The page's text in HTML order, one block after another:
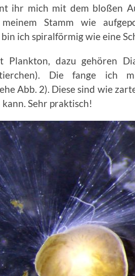
ihr mich mit dem bloßen
Stamm wie
ich spiralförmig wie eine
Plankton, dazu gehören
Die fange ich
Abb. 2). Diese sind wie
Sehr praktisch!